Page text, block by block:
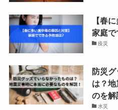
【春
家庭で
疫災
防災
は？
のを解
水災